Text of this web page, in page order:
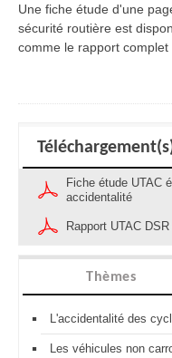
Une fiche étude d'une
sécurité routière est
comme le rapport complet
Fiche étude UTAC
accidentalité
Rapport UTAC
Thèmes
L'accidentalité des
Les véhicules non